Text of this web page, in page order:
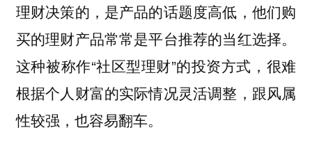
理财决策的，是产品的话题度高低，他们购
买的理财产品常常是平台推荐的当红选择。
这种被称作“社区型理财”的投资方式，很难
根据个人财富的实际情况灵活调整，跟风属
性较强，也容易翻车。